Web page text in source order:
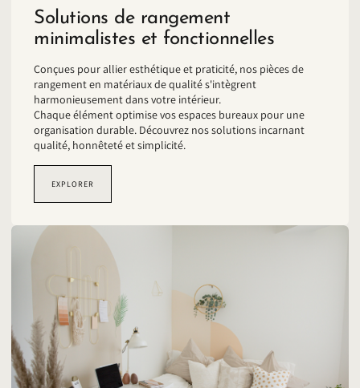
Solutions de rangement
minimalistes et fonctionnelles
Conçues pour allier esthétique et praticité, nos pièces de
rangement en matériaux de qualité s'intègrent
harmonieusement dans votre intérieur.
Chaque élément optimise vos espaces bureaux pour une
organisation durable. Découvrez nos solutions incarnant
qualité, honnêteté et simplicité.
EXPLORER